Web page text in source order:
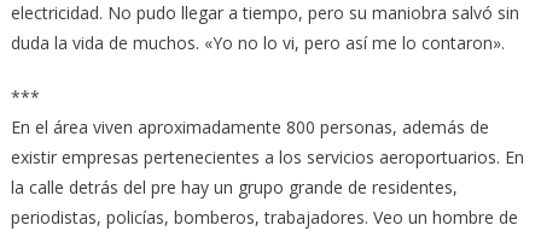
electricidad. No pudo llegar a tiempo, pero su maniobra salvó sin
duda la vida de muchos. «Yo no lo vi, pero así me lo contaron».
***
En el área viven aproximadamente 800 personas, además de
existir empresas pertenecientes a los servicios aeroportuarios. En
la calle detrás del pre hay un grupo grande de residentes,
periodistas, policías, bomberos, trabajadores. Veo un hombre de